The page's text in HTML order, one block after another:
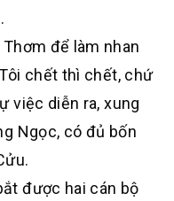
để làm nhan
chết thì chết, chứ
việc diễn ra, xung
Ngọc, có đủ bốn
được hai cán bộ